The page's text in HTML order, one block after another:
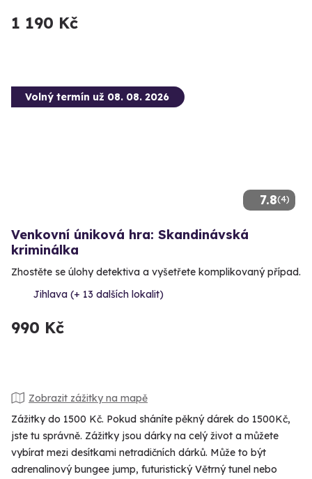
1 190 Kč
7.8(4)
Volný termín už 08. 08. 2026
Venkovní úniková hra: Skandinávská
kriminálka
Zhostěte se úlohy detektiva a vyšetřete komplikovaný případ.
Jihlava (+ 13 dalších lokalit)
990 Kč
Zobrazit zážitky na mapě
Zážitky do 1500 Kč. Pokud sháníte pěkný dárek do 1500Kč,
jste tu správně. Zážitky jsou dárky na celý život a můžete
vybírat mezi desítkami netradičních dárků. Může to být
adrenalinový bungee jump, futuristický Větrný tunel nebo